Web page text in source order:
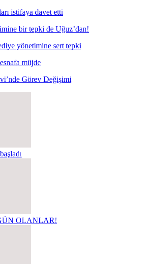
istifaya davet etti
bir tepki de Uğuz’dan!
yönetimine sert tepki
müjde
Görev Değişimi
OLANLAR!